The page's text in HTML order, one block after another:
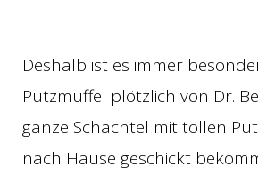
Deshalb ist es immer
Putzmuffel plötzlich von Dr.
ganze Schachtel mit tollen
nach Hause geschickt